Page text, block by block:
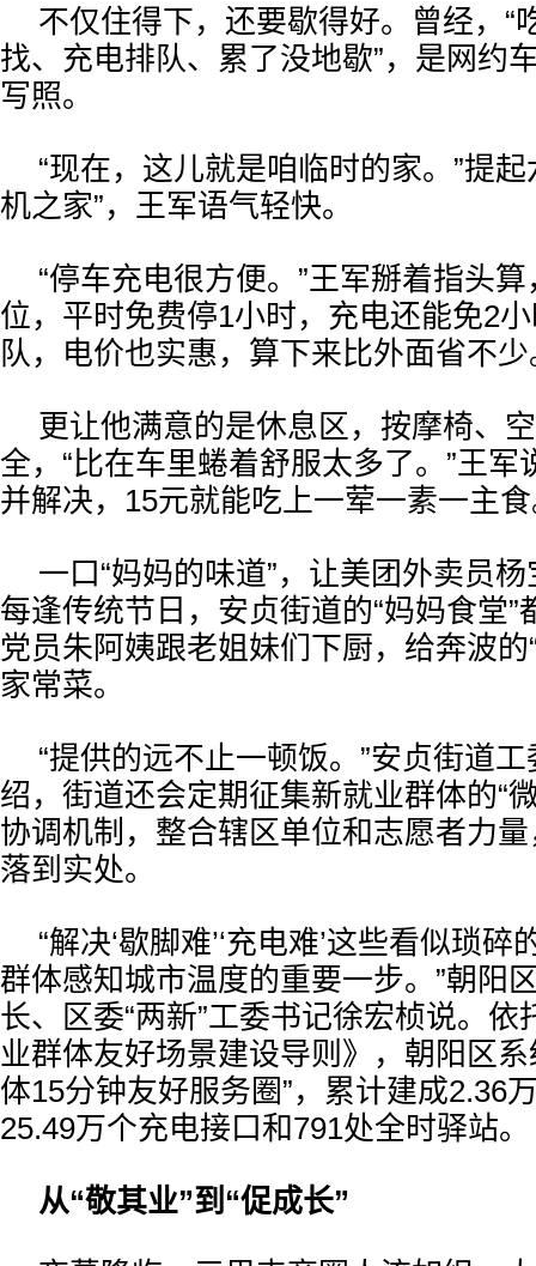
不仅住得下，还要歇得好。曾经，“
找、充电排队、累了没地歇”，是网约
写照。
“现在，这儿就是咱临时的家。”提
机之家”，王军语气轻快。
“停车充电很方便。”王军掰着指头算
位，平时免费停1小时，充电还能免2
队，电价也实惠，算下来比外面省不少
更让他满意的是休息区，按摩椅、
全，“比在车里蜷着舒服太多了。”王军
并解决，15元就能吃上一荤一素一主
一口“妈妈的味道”，让美团外卖员
每逢传统节日，安贞街道的“妈妈食堂”
党员朱阿姨跟老姐妹们下厨，给奔波的
家常菜。
“提供的远不止一顿饭。”安贞街道
绍，街道还会定期征集新就业群体的“
协调机制，整合辖区单位和志愿者力
落到实处。
“解决‘歇脚难’‘充电难’这些看似琐
群体感知城市温度的重要一步。”朝阳
长、区委“两新”工委书记徐宏桢说。依
业群体友好场景建设导则》，朝阳区
体15分钟友好服务圈”，累计建成2.36
25.49万个充电接口和791处全时驿站。
从“敬其业”到“促成长”